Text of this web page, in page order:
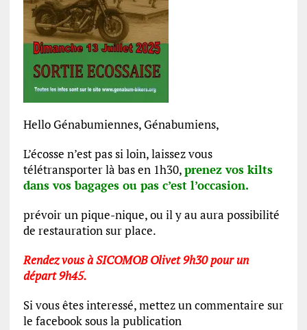
Hello Génabumiennes, Génabumiens,
L’écosse n’est pas si loin, laissez vous
télétransporter là bas en 1h30,prenez vos kilts
dans vos bagages ou pas c’est l’occasion.
prévoir un pique-nique, ou il y au aura possibilité
de restauration sur place.
Rendez vous à SICOMOB Olivet 9h30 pour un
départ 9h45.
Si vous êtes interessé, mettez un commentaire sur
le facebook sous la publication